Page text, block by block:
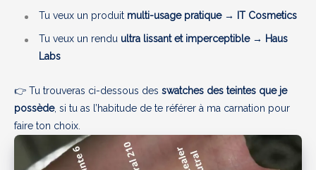
Tu veux un produit multi-usage pratique→ IT Cosmetics
Tu veux un rendu ultra lissant et imperceptible→ Haus
Labs
👉 Tu trouveras ci-dessous des swatches des teintes que je
possède, si tu as l’habitude de te référer à ma carnation pour
faire ton choix.